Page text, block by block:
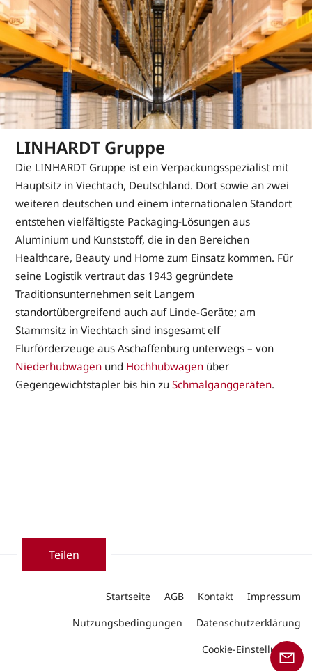
LINHARDT Gruppe
Die LINHARDT Gruppe ist ein Verpackungsspezialist mit
Hauptsitz in Viechtach, Deutschland. Dort sowie an zwei
weiteren deutschen und einem internationalen Standort
entstehen vielfältigste Packaging-Lösungen aus
Aluminium und Kunststoff, die in den Bereichen
Healthcare, Beauty und Home zum Einsatz kommen. Für
seine Logistik vertraut das 1943 gegründete
Traditionsunternehmen seit Langem
standortübergreifend auch auf Linde-Geräte; am
Stammsitz in Viechtach sind insgesamt elf
Flurförderzeuge aus Aschaffenburg unterwegs – von
Niederhubwagen und Hochhubwagen über
Gegengewichtstapler bis hin zuSchmalganggeräten.
Teilen
Startseite AGB Kontakt
Impressum
Nutzungsbedingungen
Datenschutzerklärung
Cookie-Einstellungen